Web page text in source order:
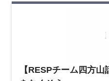
【RESPチーム四方